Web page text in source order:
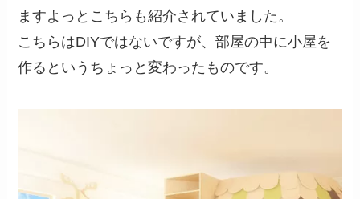
ますよっとこちらも紹介されていました。
こちらはDIYではないですが、部屋の中に小屋を
作るというちょっと変わったものです。